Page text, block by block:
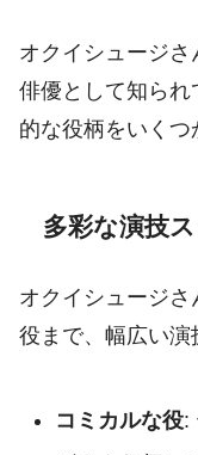
オクイシュージ
俳優として知ら
的な役柄をいくつ
多彩な演技
オクイシュージ
役まで、幅広い演
コミカルな役: